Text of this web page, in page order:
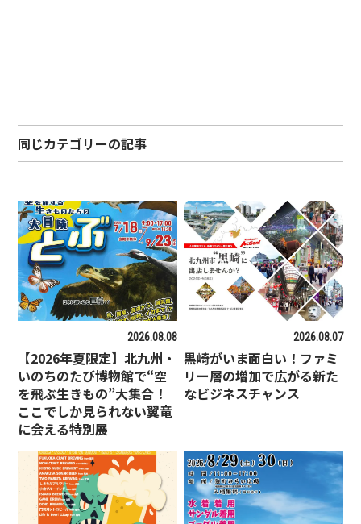
同じカテゴリーの記事
2026.08.08
【2026年夏限定】北九州・
いのちのたび博物館で“空
を飛ぶ生きもの”大集合！
ここでしか見られない翼竜
に会える特別展
2026.08.07
黒崎がいま面白い！ファミ
リー層の増加で広がる新た
なビジネスチャンス